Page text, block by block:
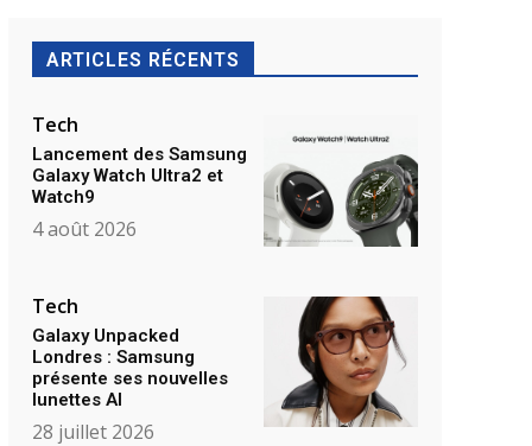
ARTICLES RÉCENTS
Tech
Lancement des Samsung
Galaxy Watch Ultra2 et
Watch9
4 août 2026
Tech
Galaxy Unpacked
Londres : Samsung
présente ses nouvelles
lunettes AI
28 juillet 2026